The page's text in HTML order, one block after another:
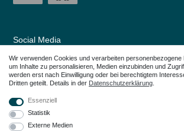
Social Media
Wir verwenden Cookies und verarbeiten personenbezogene
um Inhalte zu personalisieren, Medien einzubinden und
werden erst nach Einwilligung oder bei berechtigtem
Dritten geteilt. Details in der Daten­schutz­erklärung
Essenziell
Statistik
Externe Medien